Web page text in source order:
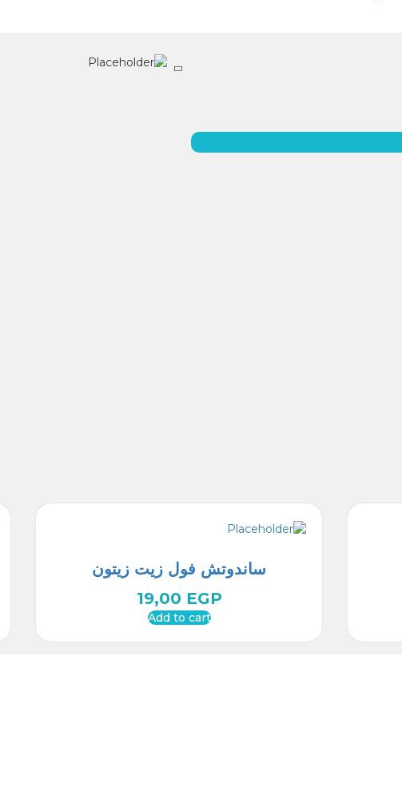
ساندوتش فول زيت زيتون
19,00 EGP
Add to cart